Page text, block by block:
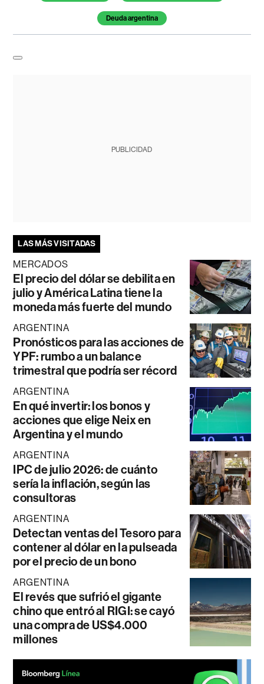
Deuda argentina
PUBLICIDAD
LAS MÁS VISITADAS
MERCADOS
El precio del dólar se debilita en
julio y América Latina tiene la
moneda más fuerte del mundo
ARGENTINA
Pronósticos para las acciones de
YPF: rumbo a un balance
trimestral que podría ser récord
ARGENTINA
En qué invertir: los bonos y
acciones que elige Neix en
Argentina y el mundo
ARGENTINA
IPC de julio 2026: de cuánto
sería la inflación, según las
consultoras
ARGENTINA
Detectan ventas del Tesoro para
contener al dólar en la pulseada
por el precio de un bono
ARGENTINA
El revés que sufrió el gigante
chino que entró al RIGI: se cayó
una compra de US$4.000
millones